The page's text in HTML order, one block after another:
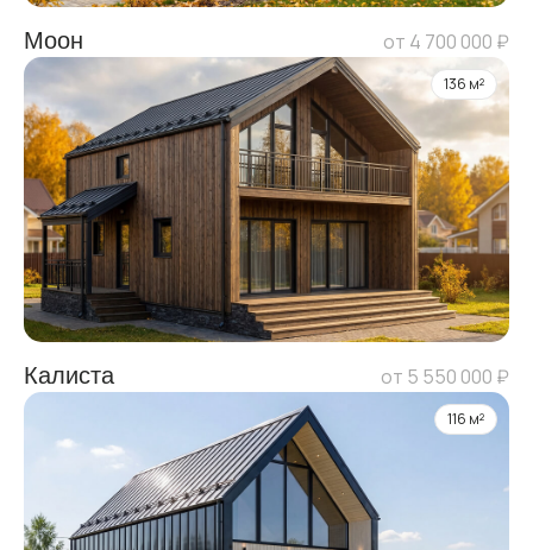
Моон от 4 700 000 ₽
136 м²
Калиста от 5 550 000 ₽
116 м²